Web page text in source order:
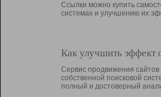
Ссылки можно купить
системах и улучшению их
Как улучшить эффект
Сервис продвижения
собственной поисковой
полный и достоверный